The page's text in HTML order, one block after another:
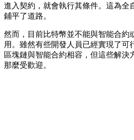
進入契約，就會執行其條件。這為全
鋪平了道路。
然而，目前比特幣並不能與智能合約
用。雖然有些開發人員已經實現了可
區塊鏈與智能合約相容，但這些解決
那麼受歡迎。